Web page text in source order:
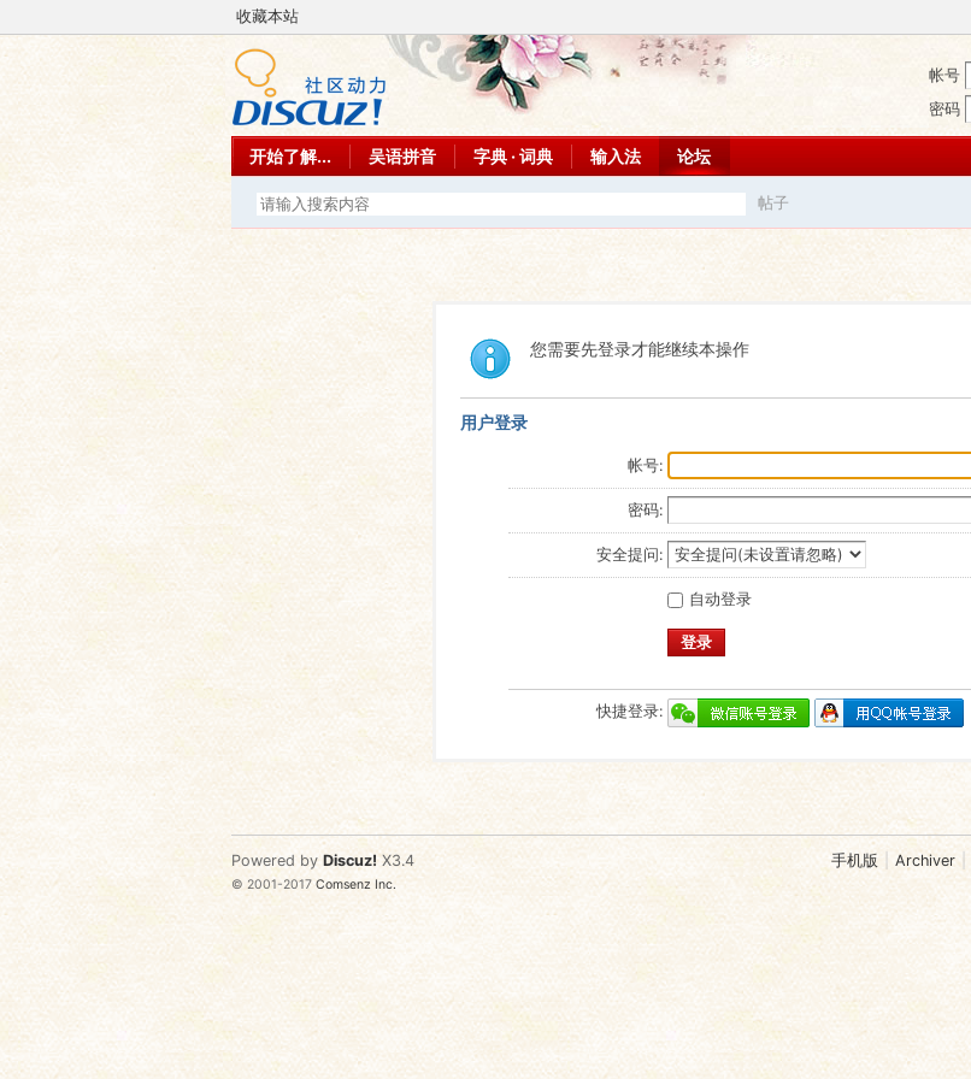
收藏本站
帐号
密码
开始了解... 吴语拼音 字典 · 词典 输入法 论坛
帖子
您需要先登录才能继续本操作
用户登录
帐号:
密码:
安全提问:
自动登录
登录
快捷登录:
手机版 Archiver
Powered by Discuz! X3.4
© 2001-2017Comsenz Inc.